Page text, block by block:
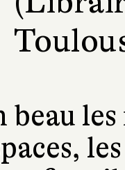
beau